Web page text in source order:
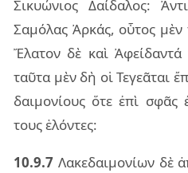
Σικυώ­νιος Δαί­δα­λος:
Σαμό­λας Ἀρκάς, οὗ­τος μὲν
Ἔλα­τον δὲ καὶ
ταῦ­τα μὲν δὴ οἱ Τεγε­ᾶ­ται
δαι­μο­νί­ους ὅτε ἐπὶ σφᾶς
τους ἑλόν­τες:
10.9.7 Λακε­δαι­μο­νί­ων δὲ